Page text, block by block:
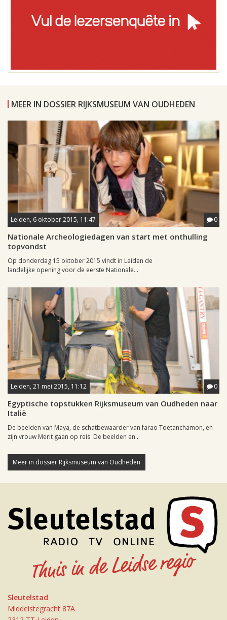
MEER IN DOSSIER RIJKSMUSEUM VAN OUDHEDEN
Leiden, 6 oktober 2015, 11:47 0
Nationale Archeologiedagen van start met onthulling
topvondst
Op donderdag 15 oktober 2015 vindt in Leiden de
landelijke opening voor de eerste Nationale...
Leiden, 21 mei 2015, 11:12 0
Egyptische topstukken Rijksmuseum van Oudheden naar
Italië
De beelden van Maya, de schatbewaarder van farao Toetanchamon, en
zijn vrouw Merit gaan op reis. De beelden en...
Meer in dossier Rijksmuseum van Oudheden
Sleutelstad
Middelstegracht 87A